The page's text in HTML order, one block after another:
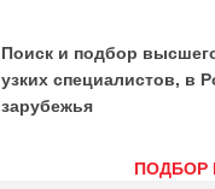
Поиск и подбор
узких специалистов, в
зарубежья
ПОДБОР